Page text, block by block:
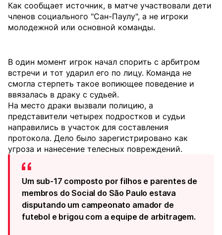
Как сообщает источник, в матче участвовали дети
членов социального "Сан-Паулу", а не игроки
молодежной или основной команды.
В один момент игрок начал спорить с арбитром
встречи и тот ударил его по лицу. Команда не
смогла стерпеть такое вопиющее поведение и
ввязалась в драку с судьей.
На место драки вызвали полицию, а
представители четырех подростков и судьи
направились в участок для составления
протокола. Дело было зарегистрировано как
угроза и нанесение телесных повреждений.
Um sub-17 composto por filhos e parentes de
membros do Social do São Paulo estava
disputando um campeonato amador de
futebol e brigou com a equipe de arbitragem.